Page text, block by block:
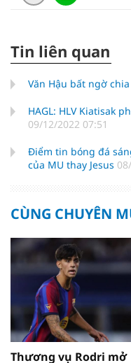
Tin liên quan
Văn Hậu bất ngờ chia
HAGL: HLV Kiatisak
09/12/2022 07:51
Điểm tin bóng đá
của MU thay Jesus
CÙNG CHUYÊN
Thương vụ Rodri mở